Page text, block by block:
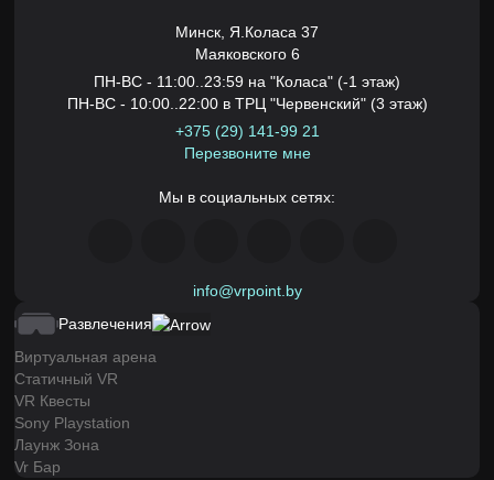
Минск, Я.Коласа 37
Маяковского 6
ПН-ВС - 11:00..23:59 на "Коласа" (-1 этаж)
ПН-ВС - 10:00..22:00 в ТРЦ "Червенский" (3 этаж)
+375 (29) 141-99 21
Перезвоните мне
Мы в социальных сетях:
info@vrpoint.by
Развлечения
Виртуальная арена
Статичный VR
VR Квесты
Sony Playstation
Лаунж Зона
Vr Бар